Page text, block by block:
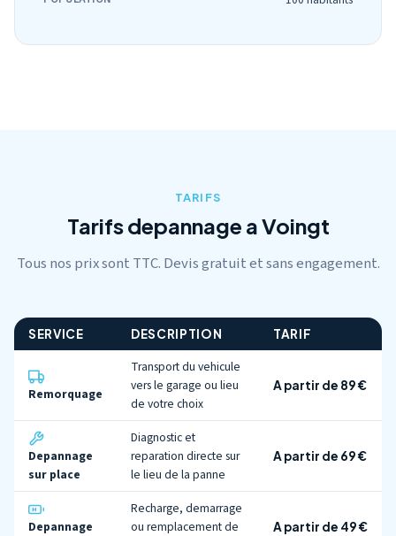
TARIFS
Tarifs depannage a Voingt
Tous nos prix sont TTC. Devis gratuit et sans engagement.
SERVICE DESCRIPTION TARIF
Remorquage
Transport du vehicule
vers le garage ou lieu
de votre choix
A partir de 89 €
Depannage
sur place
Diagnostic et
reparation directe sur
le lieu de la panne
A partir de 69 €
Depannage
Recharge, demarrage
ou remplacement de
A partir de 49 €